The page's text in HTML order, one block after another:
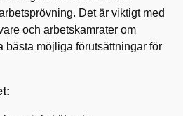
Det är viktigt med
och arbetskamrater om
bästa möjliga förutsättningar för